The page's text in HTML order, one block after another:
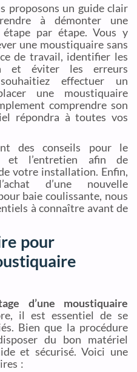
proposons un guide clair
à démonter une
étape par étape. Vous y
une moustiquaire sans
de travail, identifier les
et éviter les erreurs
effectuer un
une moustiquaire
comprendre son
répondra à toutes vos
des conseils pour le
et l’entretien afin de
votre installation. Enfin,
d’une nouvelle
baie coulissante, nous
à connaître avant de
pour
d’une moustiquaire
il est essentiel de se
Bien que la procédure
du bon matériel
et sécurisé. Voici une
: